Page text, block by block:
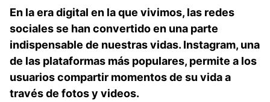
En la era digital en la que vivimos, las redes
sociales se han convertido en una parte
indispensable de nuestras vidas. Instagram, una
de⁤ las plataformas más populares, permite a los
usuarios compartir momentos de su vida a
través de fotos y‍ videos.